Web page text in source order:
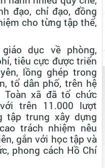
đạo, chỉ đạo, đồng
cho từng tập thể,
dục về phòng,
tiêu cực được triển
lồng ghép trong
tổ dân phố, trên hệ
xã đã tổ chức
trên 11.000 lượt
tập trung xây dựng
trách nhiệm nêu
gắn với học tập và
phong cách Hồ Chí